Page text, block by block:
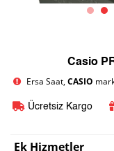
Casio
Ersa Saat,CASIO
Ücretsiz Kargo
Ek Hizmetler